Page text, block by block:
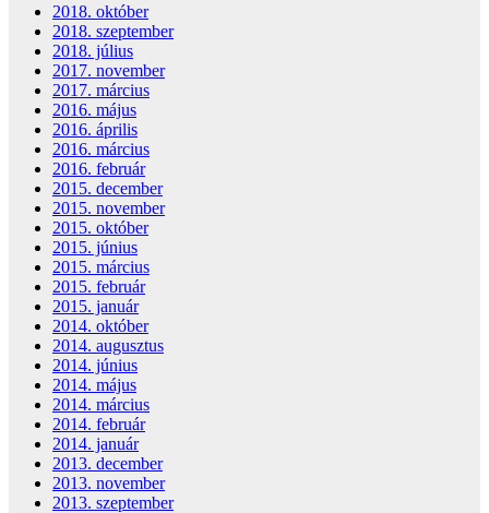
2018. október
2018. szeptember
2018. július
2017. november
2017. március
2016. május
2016. április
2016. március
2016. február
2015. december
2015. november
2015. október
2015. június
2015. március
2015. február
2015. január
2014. október
2014. augusztus
2014. június
2014. május
2014. március
2014. február
2014. január
2013. december
2013. november
2013. szeptember